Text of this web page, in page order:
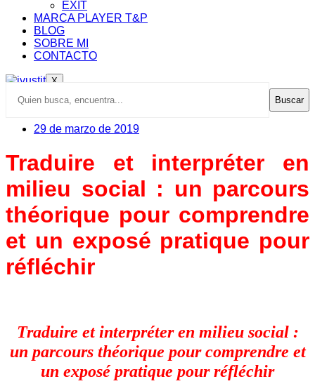
EXIT
MARCA PLAYER T&P
BLOG
SOBRE MI
CONTACTO
X
Buscar
29 de marzo de 2019
Traduire et interpréter en
milieu social : un parcours
théorique pour comprendre
et un exposé pratique pour
réfléchir
Traduire et interpréter en milieu social :
un parcours théorique pour comprendre et
un exposé pratique pour réfléchir